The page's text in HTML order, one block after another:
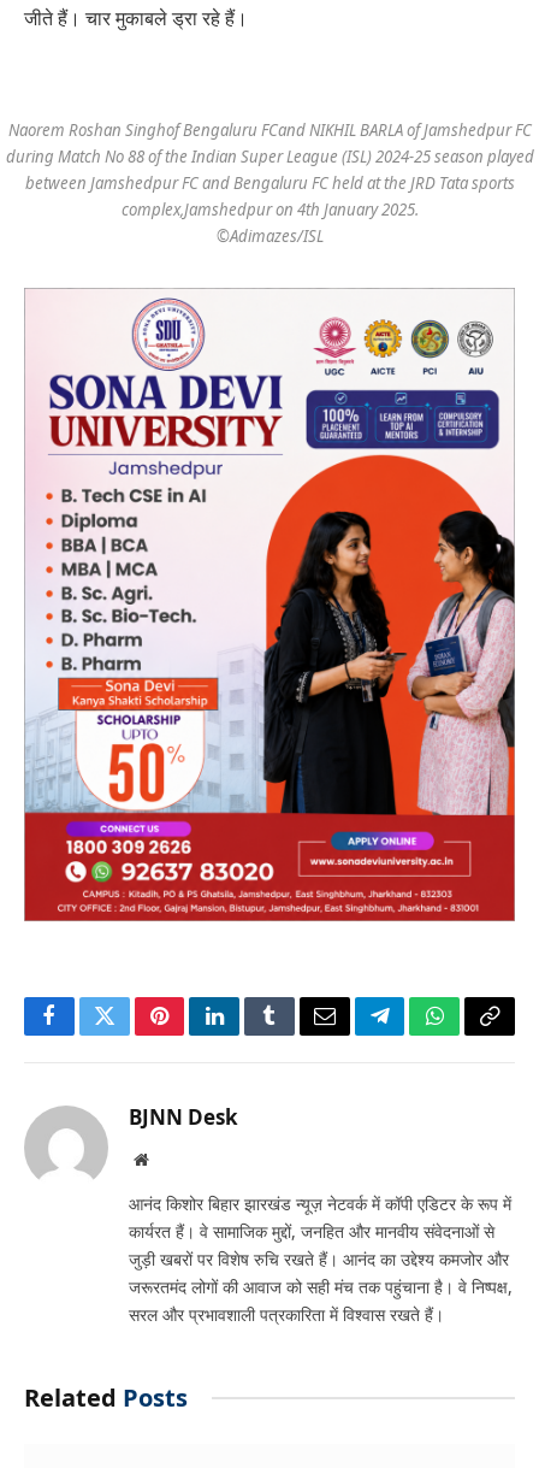
जीते हैं। चार मुकाबले ड्रा रहे हैं।
Naorem Roshan Singhof Bengaluru FCand NIKHIL BARLA of Jamshedpur FC
during Match No 88 of the Indian Super League (ISL) 2024-25 season played
between Jamshedpur FC and Bengaluru FC held at the JRD Tata sports
complex,Jamshedpur on 4th January 2025.
©Adimazes/ISL
FacebookTwitterPinterestLinkedInTumblrEmailTelegramWhatsApp
Copy
BJNN Desk
Website
आनंद किशोर बिहार झारखंड न्यूज़ नेटवर्क में कॉपी एडिटर के रूप में
कार्यरत हैं। वे सामाजिक मुद्दों, जनहित और मानवीय संवेदनाओं से
जुड़ी खबरों पर विशेष रुचि रखते हैं। आनंद का उद्देश्य कमजोर और
जरूरतमंद लोगों की आवाज को सही मंच तक पहुंचाना है। वे निष्पक्ष,
सरल और प्रभावशाली पत्रकारिता में विश्वास रखते हैं।
Related Posts